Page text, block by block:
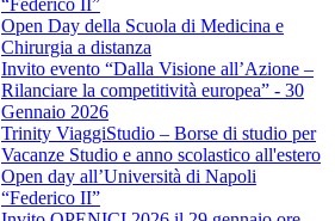
“Federico II”
Open Day della Scuola di Medicina e
Chirurgia a distanza
Invito evento “Dalla Visione all’Azione –
Rilanciare la competitività europea” - 30
Gennaio 2026
Trinity ViaggiStudio – Borse di studio per
Vacanze Studio e anno scolastico all'estero
Open day all’Università di Napoli
“Federico II”